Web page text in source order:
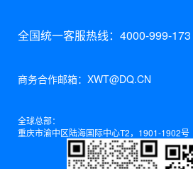
全国统一客服热线：4000-999-173
商务合作邮箱：XWT@DQ.CN
全球总部：
重庆市渝中区陆海国际中心T2，1901-1902号